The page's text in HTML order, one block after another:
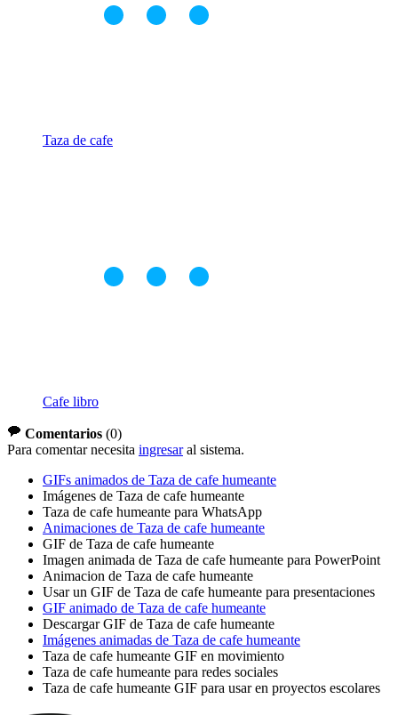
Taza de cafe
Cafe libro
Comentarios (0)
Para comentar necesita ingresaral sistema.
GIFs animados de Taza de cafe humeante
Imágenes de Taza de cafe humeante
Taza de cafe humeante para WhatsApp
Animaciones de Taza de cafe humeante
GIF de Taza de cafe humeante
Imagen animada de Taza de cafe humeante para PowerPoint
Animacion de Taza de cafe humeante
Usar un GIF de Taza de cafe humeante para presentaciones
GIF animado de Taza de cafe humeante
Descargar GIF de Taza de cafe humeante
Imágenes animadas de Taza de cafe humeante
Taza de cafe humeante GIF en movimiento
Taza de cafe humeante para redes sociales
Taza de cafe humeante GIF para usar en proyectos escolares